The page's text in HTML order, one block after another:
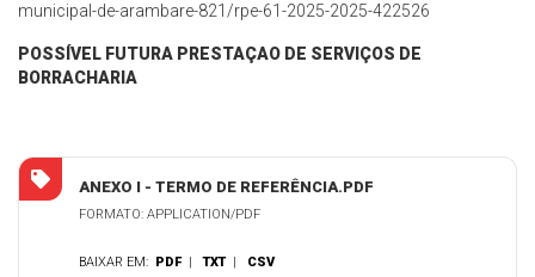
municipal-de-arambare-821/rpe-61-2025-2025-422526
POSSÍVEL FUTURA PRESTAÇAO DE SERVIÇOS DE
BORRACHARIA
ANEXO I - TERMO DE REFERÊNCIA.PDF
FORMATO: APPLICATION/PDF
BAIXAR EM: PDF |TXT | CSV